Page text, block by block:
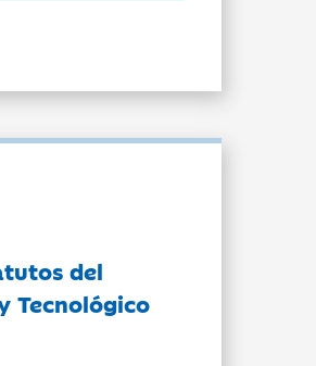
del
Tecnológico